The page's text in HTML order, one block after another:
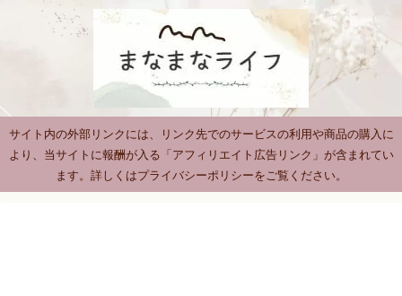
サイト内の外部リンクには、リンク先でのサービスの利用や商品の購入に
より、当サイトに報酬が入る「アフィリエイト広告リンク」が含まれてい
ます。詳しくはプライバシーポリシーをご覧ください。